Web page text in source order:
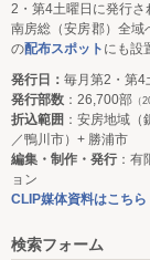
2・第4土曜日に発行さ
南房総（安房郡）全域
の配布スポット にも設
発行日： 毎月第2・第4
発行部数 ：26,700部 （
折込範囲 ：安房地域
／鴨川市）+ 勝浦市
編集・制作・発行：有
ョン
CLIP媒体資料はこちら
検索フォーム